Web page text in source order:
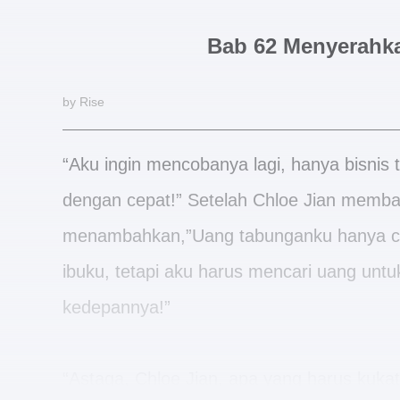
Bab 62
by Rise
“Aku ingin mencobanya lagi, hanya
dengan cepat!” Setelah Chloe Jian
menambahkan,”Uang tabunganku hanya
ibuku, tetapi aku harus mencari uang
kedepannya!”